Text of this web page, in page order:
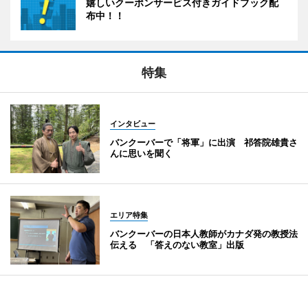
布中！！
特集
インタビュー
バンクーバーで「将軍」に出演 祁答院雄貴さ
んに思いを聞く
エリア特集
バンクーバーの日本人教師がカナダ発の教授法
伝える 「答えのない教室」出版